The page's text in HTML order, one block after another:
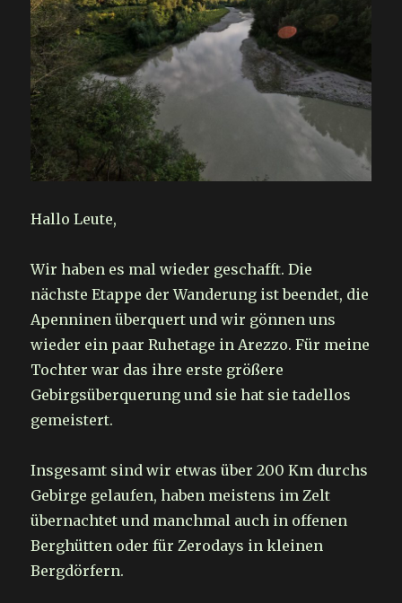
Hallo Leute,
Wir haben es mal wieder geschafft. Die
nächste Etappe der Wanderung ist beendet, die
Apenninen überquert und wir gönnen uns
wieder ein paar Ruhetage in Arezzo. Für meine
Tochter war das ihre erste größere
Gebirgsüberquerung und sie hat sie tadellos
gemeistert.
Insgesamt sind wir etwas über 200 Km durchs
Gebirge gelaufen, haben meistens im Zelt
übernachtet und manchmal auch in offenen
Berghütten oder für Zerodays in kleinen
Bergdörfern.